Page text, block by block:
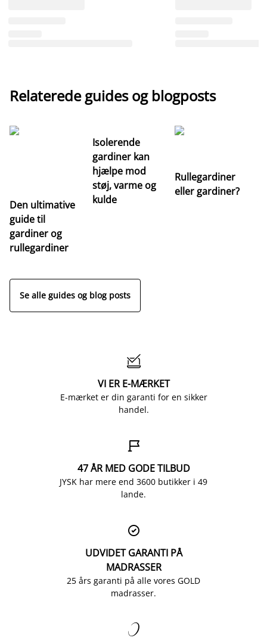
Relaterede guides og blogposts
Den ultimative
guide til
gardiner og
rullegardiner
Isolerende
gardiner kan
hjælpe mod
støj, varme og
kulde
Rullegardiner
eller gardiner?
Se alle guides og blog posts

VI ER E-MÆRKET
E-mærket er din garanti for en sikker
handel.

47 ÅR MED GODE TILBUD
JYSK har mere end 3600 butikker i 49
lande.

UDVIDET GARANTI PÅ
MADRASSER
25 års garanti på alle vores GOLD
madrasser.
